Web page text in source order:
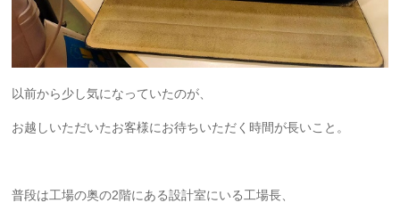
以前から少し気になっていたのが、
お越しいただいたお客様にお待ちいただく時間が長いこと。
普段は工場の奥の2階にある設計室にいる工場長、